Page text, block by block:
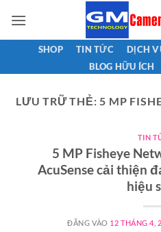
qua
nội
SHOP TIN TỨC DỊCH
BLOG HỮU ÍCH
LƯU TRỮ THẺ:5 MP
TIN
5 MP Fisheye
AcuSense cải thiện
hiệu
ĐĂNG VÀO 12 THÁNG 4,